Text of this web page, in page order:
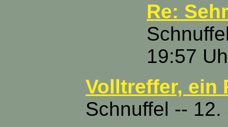
Re:
19:57
Volltreffer, ein
Schnuffel --